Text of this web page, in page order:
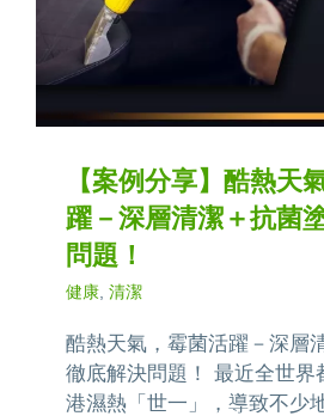
【案例分享】酷熱天
躍－深層清潔＋抗菌
問題！
健康 清潔
酷熱天氣，霉菌活躍－深層
徹底解決問題！ 最近全世界
港濕熱「世一」，導致不少